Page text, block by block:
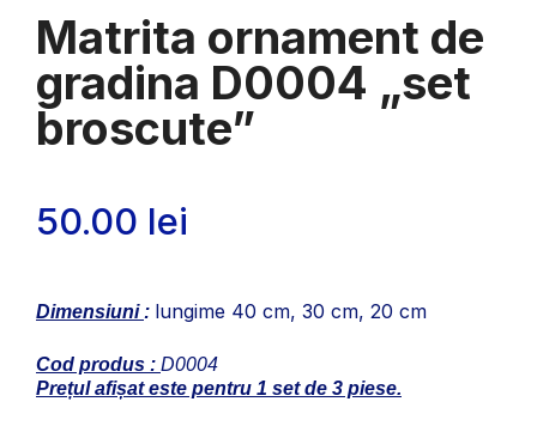
Matrita ornament de
gradina D0004 „set
broscute”
50.00 lei
Dimensiuni : lungime 40 cm, 30 cm, 20 cm
Cod produs : D0004
Prețul afișat este pentru 1 set de 3 piese.